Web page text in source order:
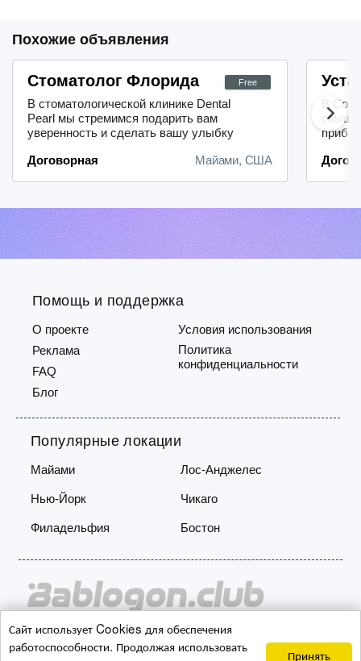
Сайт использует Cookies для обеспечения
работоспособности. Продолжая использовать
Принять
Похожие объявления
Free
Договорная Майами, США
Стоматолог Флорида
В стоматологической клинике Dental
Pearl мы стремимся подарить вам
уверенность и сделать вашу улыбку
превосходных результатов мы
которые зарекомендовали себя на
...
В
Copyright © 2026 Bablogon.club
Популярные локации
Майами Лос-Анджелес
Нью-Йорк Чикаго
Филадельфия Бостон
Помощь и поддержка
О проекте
Реклама
FAQ
Блог
Условия использования
Политика
конфиденциальности